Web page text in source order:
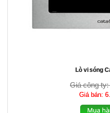
Lò vi sóng
Giá công ty:
Giá bán: